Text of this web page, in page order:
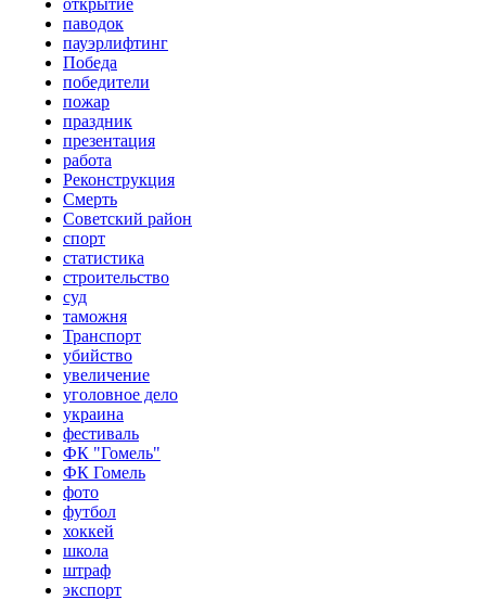
паводок
пауэрлифтинг
Победа
победители
пожар
праздник
презентация
работа
Реконструкция
Смерть
Советский район
спорт
статистика
строительство
суд
таможня
Транспорт
убийство
увеличение
уголовное дело
украина
фестиваль
ФК "Гомель"
ФК Гомель
фото
футбол
хоккей
школа
штраф
экспорт